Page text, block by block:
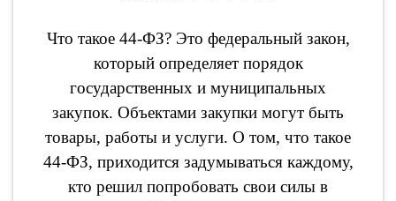
Что такое 44-ФЗ? Это федеральный закон,
который определяет порядок
государственных и муниципальных
закупок. Объектами закупки могут быть
товары, работы и услуги. О том, что такое
44-ФЗ, приходится задумываться каждому,
кто решил попробовать свои силы в